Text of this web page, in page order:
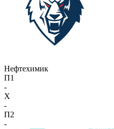
Нефтехимик
П1
-
X
-
П2
-